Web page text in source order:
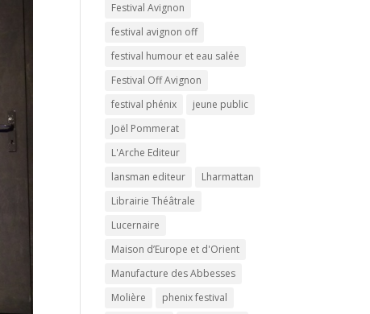
Festival Avignon
festival avignon off
festival humour et eau salée
Festival Off Avignon
festival phénix
jeune public
Joël Pommerat
L'Arche Editeur
lansman editeur
Lharmattan
Librairie Théâtrale
Lucernaire
Maison d’Europe et d'Orient
Manufacture des Abbesses
Molière
phenix festival